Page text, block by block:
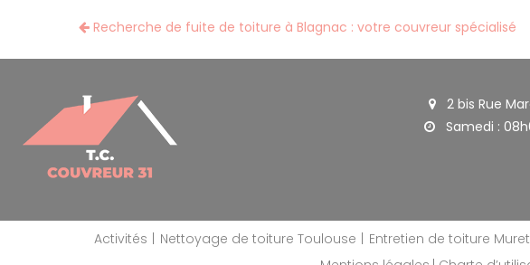
Recherche de fuite de toiture à Blagnac : votre couvreur spécialisé
2 bis Rue
Samedi :
Activités Nettoyage de toiture Toulouse Entretien de toiture Muret